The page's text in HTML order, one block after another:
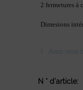
2 fermetures
Dimesions
Avez-vous
N ° d'article: